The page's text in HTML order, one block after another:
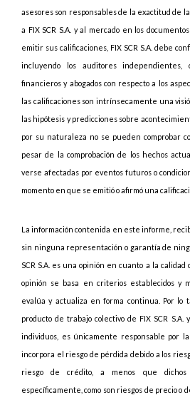
asesores son responsables de la exactitud de
a FIX SCR S.A. y al mercado en los
emitir sus calificaciones, FIX SCR S.A. debe
incluyendo los auditores
financieros y abogados con respecto a los
las calificaciones son intrínsecamente una
las hipótesis y predicciones sobre
por su naturaleza no se pueden comprobar
pesar de la comprobación de los hechos
verse afectadas por eventos futuros o
momento en que se emitió o afirmó una
La información contenida en este informe,
sin ninguna representación o garantía de
SCR S.A. es una opinión en cuanto a la
opinión se basa en criterios establecidos y
evalúa y actualiza en forma continua. Por lo
producto de trabajo colectivo de FIX SCR
individuos, es únicamente responsable por
incorpora el riesgo de pérdida debido a los
riesgo de crédito, a menos que dichos
específicamente, como son riesgos de precio o